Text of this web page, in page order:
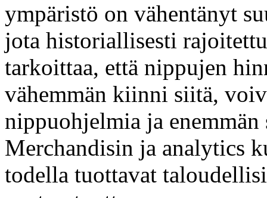
ympäristö on vähentänyt
jota historiallisesti
tarkoittaa, että nippujen
vähemmän kiinni siitä,
nippuohjelmia ja
Merchandisin ja analytics
todella tuottavat